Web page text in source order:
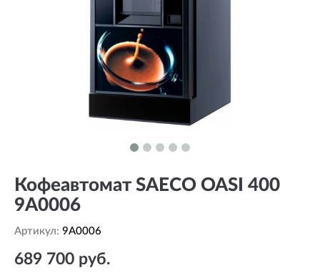
Кофеавтомат SAECO OASI 400
9A0006
Артикул: 9A0006
689 700 руб.